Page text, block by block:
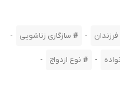
ایم هیچ گونه اختیاری نداشته
. هر چند ازدواج همه امر خانواده
آن است . ازدواج یک نقطه ی
- سازگاری زناشویی -
- نوع ازدواج -